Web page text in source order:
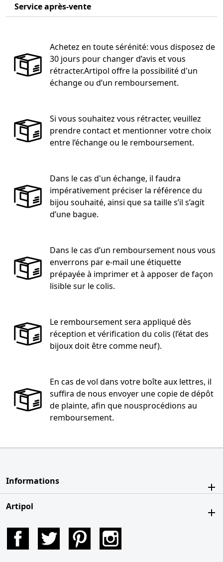
Service après-vente
Achetez en toute sérénité: vous disposez de
30 jours pour changer d’avis et vous
rétracter.Artipol offre la possibilité d'un
échange ou d’un remboursement.
Si vous souhaitez vous rétracter, veuillez
prendre contact et mentionner votre choix
entre l’échange ou le remboursement.
Dans le cas d'un échange, il faudra
impérativement préciser la référence du
bijou souhaité, ainsi que sa taille s’il s’agit
d’une bague.
Dans le cas d’un remboursement nous vous
enverrons par e-mail une étiquette
prépayée à imprimer et à apposer de façon
lisible sur le colis.
Le remboursement sera appliqué dès
réception et vérification du colis (l’état des
bijoux doit être comme neuf).
En cas de vol dans votre boîte aux lettres, il
suffira de nous envoyer une copie de dépôt
de plainte, afin que nousprocédions au
remboursement.
Informations
Artipol
Facebook Twitter Pinterest